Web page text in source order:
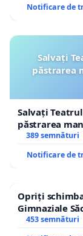
Notificare de
Salvați
păstrarea
Salvați
păstrarea
ROGOJAN
389 semnături
Notificare de
Opriți
Gimnaziale
453 semnături